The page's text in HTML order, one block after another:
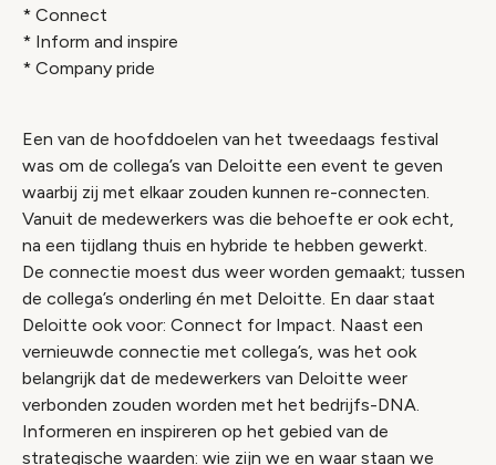
* Connect
* Inform and inspire
* Company pride
Een van de hoofddoelen van het tweedaags festival
was om de collega’s van Deloitte een event te geven
waarbij zij met elkaar zouden kunnen re-connecten.
Vanuit de medewerkers was die behoefte er ook echt,
na een tijdlang thuis en hybride te hebben gewerkt.
De connectie moest dus weer worden gemaakt; tussen
de collega’s onderling én met Deloitte. En daar staat
Deloitte ook voor: Connect for Impact. Naast een
vernieuwde connectie met collega’s, was het ook
belangrijk dat de medewerkers van Deloitte weer
verbonden zouden worden met het bedrijfs-DNA.
Informeren en inspireren op het gebied van de
strategische waarden: wie zijn we en waar staan we